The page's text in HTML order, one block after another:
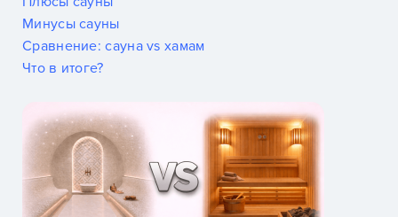
Минусы сауны
Сравнение: сауна vs хамам
Что в итоге?